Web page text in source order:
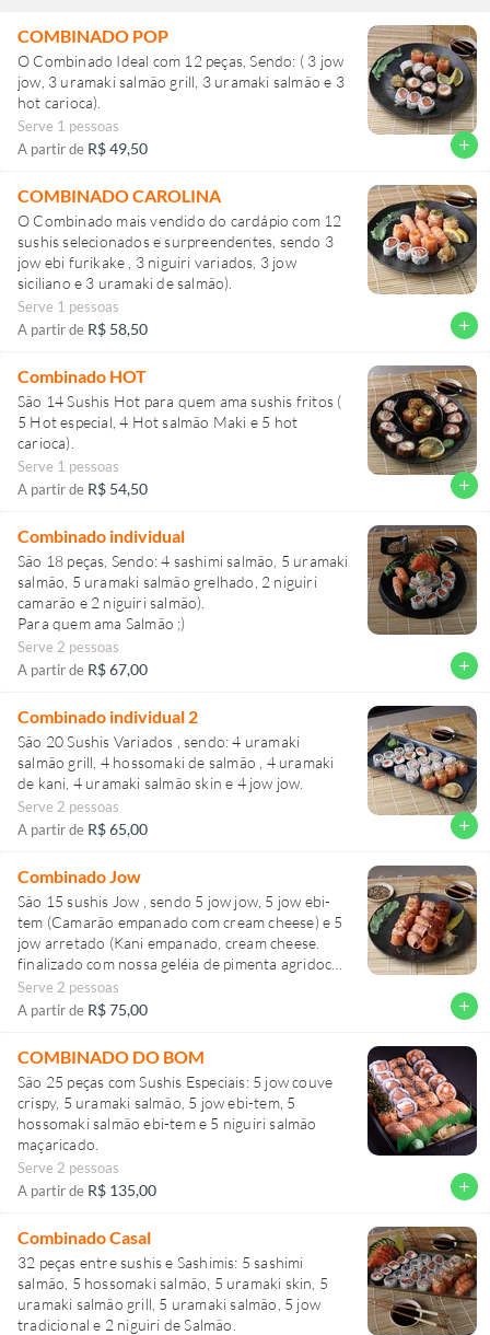
COMBINADO POP
O Combinado Ideal com 12 peças, Sendo: ( 3 jow
jow, 3 uramaki salmão grill, 3 uramaki salmão e 3
hot carioca).
Serve 1 pessoas
A partir de R$ 49,50 add
COMBINADO CAROLINA
O Combinado mais vendido do cardápio com 12
sushis selecionados e surpreendentes, sendo 3
jow ebi furikake , 3 niguiri variados, 3 jow
siciliano e 3 uramaki de salmão).
Serve 1 pessoas
A partir de R$ 58,50 add
Combinado HOT
São 14 Sushis Hot para quem ama sushis fritos (
5 Hot especial, 4 Hot salmão Maki e 5 hot
carioca).
Serve 1 pessoas
A partir de R$ 54,50 add
Combinado individual
São 18 peças, Sendo: 4 sashimi salmão, 5 uramaki
salmão, 5 uramaki salmão grelhado, 2 niguiri
camarão e 2 niguiri salmão).
Para quem ama Salmão ;)
Serve 2 pessoas
A partir de R$ 67,00 add
Combinado individual 2
São 20 Sushis Variados , sendo: 4 uramaki
salmão grill, 4 hossomaki de salmão , 4 uramaki
Serve 2 pessoas
A partir de R$ 65,00 add
Combinado Jow
São 15 sushis Jow , sendo 5 jow jow, 5 jow ebi-
tem (Camarão empanado com cream cheese) e 5
jow arretado (Kani empanado, cream cheese.
finalizado com nossa geléia de pimenta agridoce
e levemente apimentada.
Um espetáculo!
Serve 2 pessoas
A partir de R$ 75,00 add
COMBINADO DO BOM
São 25 peças com Sushis Especiais: 5 jow couve
crispy, 5 uramaki salmão, 5 jow ebi-tem, 5
hossomaki salmão ebi-tem e 5 niguiri salmão
maçaricado.
Serve 2 pessoas
A partir de R$ 135,00 add
Combinado Casal
32 peças entre sushis e Sashimis: 5 sashimi
salmão, 5 hossomaki salmão, 5 uramaki skin, 5
uramaki salmão grill, 5 uramaki salmão, 5 jow
tradicional e 2 niguiri de Salmão.